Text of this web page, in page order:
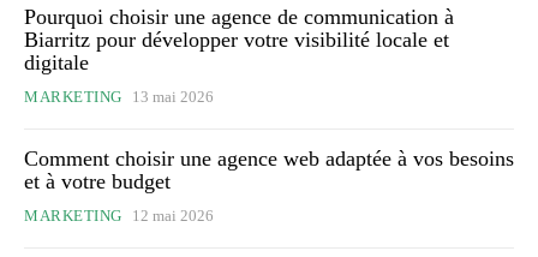
Pourquoi choisir une agence de communication à
Biarritz pour développer votre visibilité locale et
digitale
MARKETING 13 mai 2026
Comment choisir une agence web adaptée à vos besoins
et à votre budget
MARKETING 12 mai 2026